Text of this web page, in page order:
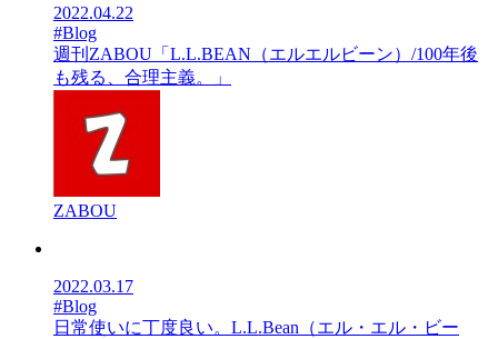
2022.04.22
#Blog
週刊ZABOU「L.L.BEAN（エルエルビーン）/100年後
も残る、合理主義。」
ZABOU
2022.03.17
#Blog
日常使いに丁度良い。L.L.Bean（エル・エル・ビー